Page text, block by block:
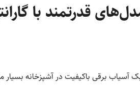
قدرتمند با
آسیاب برقی باکیفیت در آشپزخانه